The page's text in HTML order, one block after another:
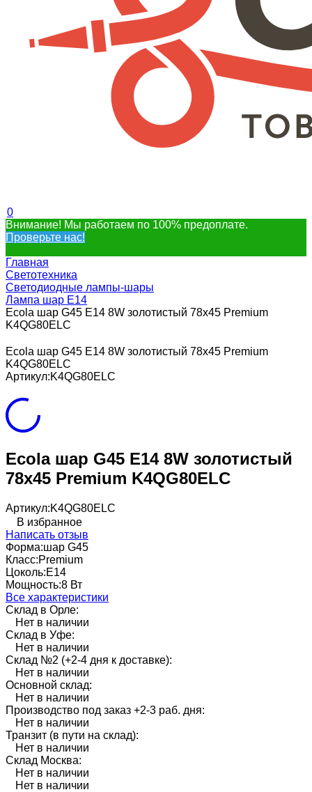
0
Внимание! Мы работаем по 100% предоплате.
Проверьте нас!
Главная
Светотехника
Светодиодные лампы-шары
Лампа шар Е14
Ecola шар G45 E14 8W золотистый 78x45 Premium
K4QG80ELC
Ecola шар G45 E14 8W золотистый 78x45 Premium
K4QG80ELC
Артикул:K4QG80ELC
Ecola шар G45 E14 8W золотистый
78x45 Premium K4QG80ELC
Артикул:K4QG80ELC
В избранное
Написать отзыв
Форма:шар G45
Класс:Premium
Цоколь:E14
Мощность:8 Вт
Все характеристики
Склад в Орле:
Нет в наличии
Склад в Уфе:
Нет в наличии
Склад №2 (+2-4 дня к доставке):
Нет в наличии
Основной склад:
Нет в наличии
Производство под заказ +2-3 раб. дня:
Нет в наличии
Транзит (в пути на склад):
Нет в наличии
Склад Москва:
Нет в наличии
Нет в наличии